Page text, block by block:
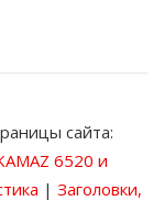
сайта:
6520 и
| Заголовки,